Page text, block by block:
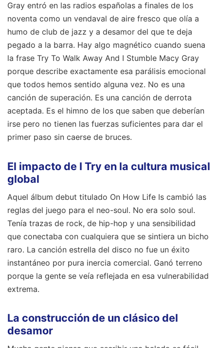
Gray entró en las radios españolas a finales de los
noventa como un vendaval de aire fresco que olía a
humo de club de jazz y a desamor del que te deja
pegado a la barra. Hay algo magnético cuando suena
la frase Try To Walk Away And I Stumble Macy Gray
porque describe exactamente esa parálisis emocional
que todos hemos sentido alguna vez. No es una
canción de superación. Es una canción de derrota
aceptada. Es el himno de los que saben que deberían
irse pero no tienen las fuerzas suficientes para dar el
primer paso sin caerse de bruces.
El impacto de I Try en la cultura musical
global
Aquel álbum debut titulado On How Life Is cambió las
reglas del juego para el neo-soul. No era solo soul.
Tenía trazas de rock, de hip-hop y una sensibilidad
que conectaba con cualquiera que se sintiera un bicho
raro. La canción estrella del disco no fue un éxito
instantáneo por pura inercia comercial. Ganó terreno
porque la gente se veía reflejada en esa vulnerabilidad
extrema.
La construcción de un clásico del
desamor